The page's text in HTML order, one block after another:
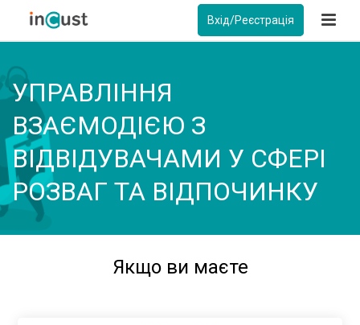
Вхід/Реєстрація
УПРАВЛІННЯ
ВЗАЄМОДІЄЮ З
ВІДВІДУВАЧАМИ У СФЕРІ
РОЗВАГ ТА ВІДПОЧИНКУ
Якщо ви маєте